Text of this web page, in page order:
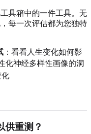
具箱中的一件工具。无
每一次评估都为您独特
：看看人生变化如何影
化神经多样性画像的洞
化
供重测？